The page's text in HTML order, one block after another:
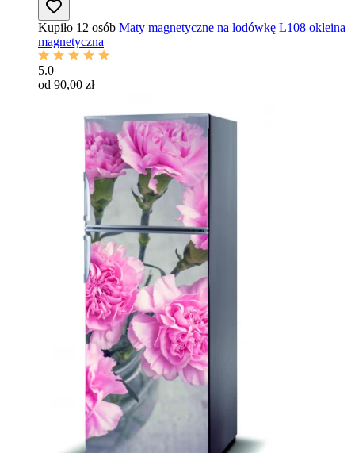
Kupiło 12 osób Maty magnetyczne na lodówkę L108 okleina
magnetyczna
5.0
od 90,00 zł